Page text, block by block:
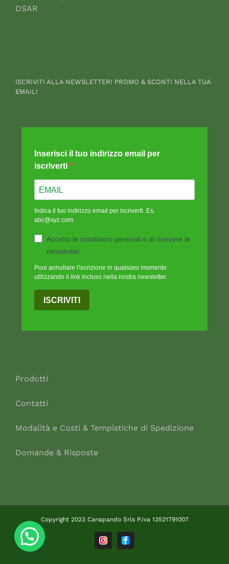
DSAR
ISCRIVITI ALLA NEWSLETTER! PROMO & SCONTI NELLA TUA
EMAIL!
Inserisci il tuo indirizzo email per
iscriverti
Indica il tuo indirizzo email per iscriverti. Es.
abc@xyz.com
Accetto le condizioni generali e di ricevere le
newsletter
Puoi annullare l'iscrizione in qualsiasi momento
utilizzando il link incluso nella nostra newsletter.
ISCRIVITI
Prodotti
Contatti
Modalità e Costi & Tempistiche di Spedizione
Domande & Risposte
Copyright 2023 Canapando Srls P.Iva 13521791007
InstagramFacebook